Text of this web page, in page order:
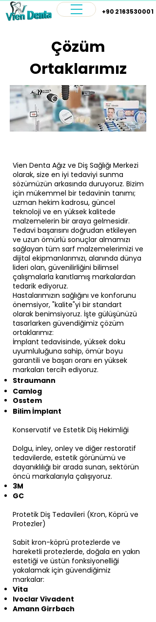
+90 2163530001
Çözüm
Ortaklarımız
Vien Denta Ağız ve Diş Sağlığı Merkezi
olarak, size en iyi tedaviyi sunma
sözümüzün arkasında duruyoruz. Bizim
için mükemmel bir tedavinin tanımı;
uzman hekim kadrosu, güncel
teknoloji ve en yüksek kalitede
malzemelerin bir araya gelmesidir.
Tedavi başarısını doğrudan etkileyen
ve uzun ömürlü sonuçlar almamızı
sağlayan tüm sarf malzemelerimizi ve
dijital ekipmanlarımızı, alanında dünya
lideri olan, güvenilirliğini bilimsel
çalışmalarla kanıtlamış markalardan
tedarik ediyoruz.
Hastalarımızın sağlığını ve konforunu
önemsiyor, "kalite"yi bir standart
olarak benimsiyoruz. İşte gülüşünüzü
tasarlarken güvendiğimiz çözüm
ortaklarımız:​
İmplant tedavisinde, yüksek doku
uyumluluğuna sahip, ömür boyu
garantili ve başarı oranı en yüksek
markaları tercih ediyoruz.
Straumann
Camlog
Osstem
Bilim İmplant
Konservatif ve Estetik Diş Hekimliği
Dolgu, inley, onley ve diğer restoratif
tedavilerde, estetik görünümü ve
dayanıklılığı bir arada sunan, sektörün
öncü markalarıyla çalışıyoruz.
3M
GC
Protetik Diş Tedavileri (Kron, Köprü ve
Protezler)
Sabit kron-köprü protezlerde ve
hareketli protezlerde, doğala en yakın
estetiği ve üstün fonksiyonelliği
yakalamak için güvendiğimiz
markalar:
Vita
Ivoclar Vivadent
Amann Girrbach